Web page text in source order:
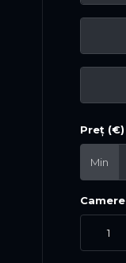
Preț (€)
Min
Camere
1